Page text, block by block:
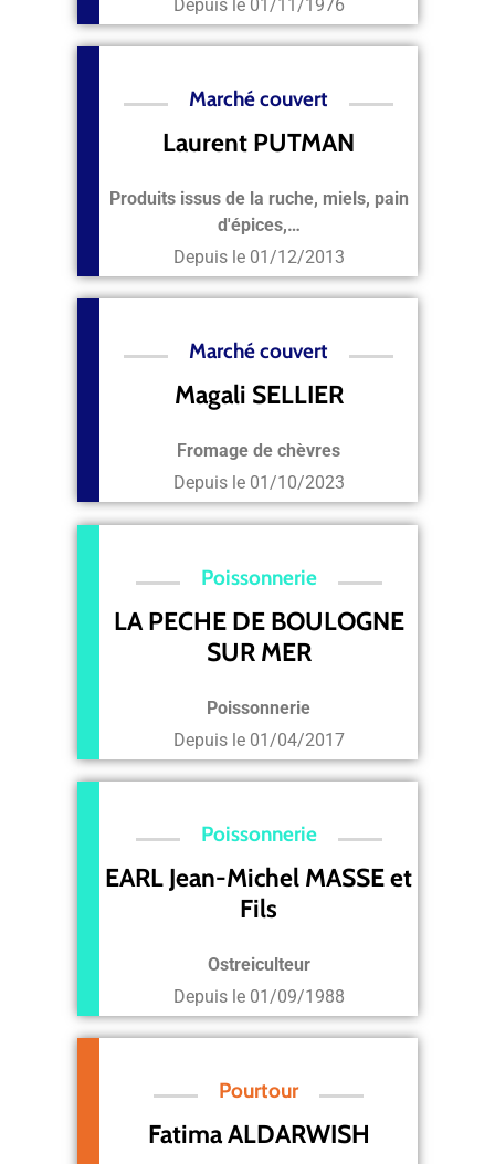
Depuis le 01/11/1976
Marché couvert
Laurent PUTMAN
Produits issus de la ruche, miels, pain
d'épices,…
Depuis le 01/12/2013
Marché couvert
Magali SELLIER
Fromage de chèvres
Depuis le 01/10/2023
Poissonnerie
LA PECHE DE BOULOGNE
SUR MER
Poissonnerie
Depuis le 01/04/2017
Poissonnerie
EARL Jean-Michel MASSE et
Fils
Ostreiculteur
Depuis le 01/09/1988
Pourtour
Fatima ALDARWISH